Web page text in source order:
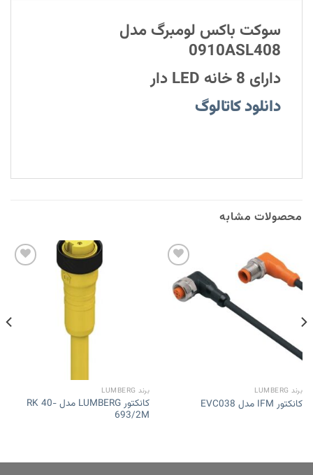
سوکت باکس لومبرگ مدل
0910ASL408
دارای 8 خانه LED دار
دانلود کاتالوگ
محصولات مشابه
Add to
برند LUMBERG
کانکتور IFM مدل EVC038
برند LUMBERG
کانکتور LUMBERG مدل RK 40-
693/2M